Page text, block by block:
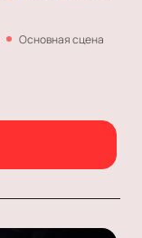
Основная сцена